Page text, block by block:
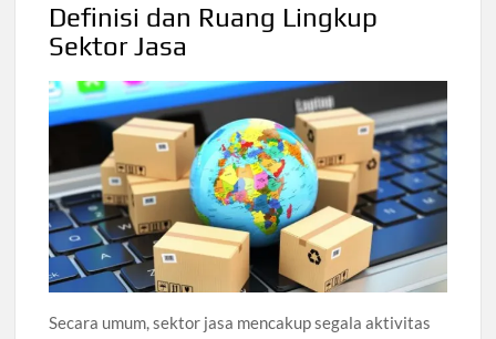
Definisi dan Ruang Lingkup
Sektor Jasa
Secara umum, sektor jasa mencakup segala aktivitas